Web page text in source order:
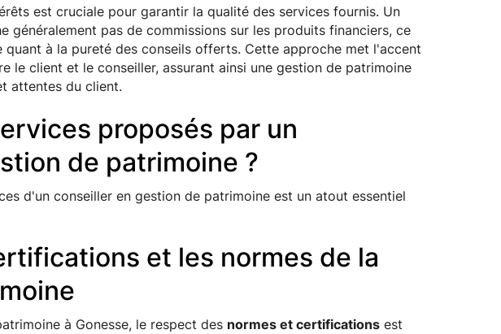
est cruciale pour garantir la qualité des services fournis. Un
généralement pas de commissions sur les produits financiers, ce
quant à la pureté des conseils offerts. Cette approche met l'accent
le client et le conseiller, assurant ainsi une gestion de patrimoine
attentes du client.
proposés par un
de patrimoine ?
d'un conseiller en gestion de patrimoine est un atout essentiel
et les normes de la
à Gonesse, le respect des normes et certificationsest